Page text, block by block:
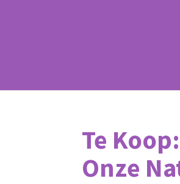
Te
Onze